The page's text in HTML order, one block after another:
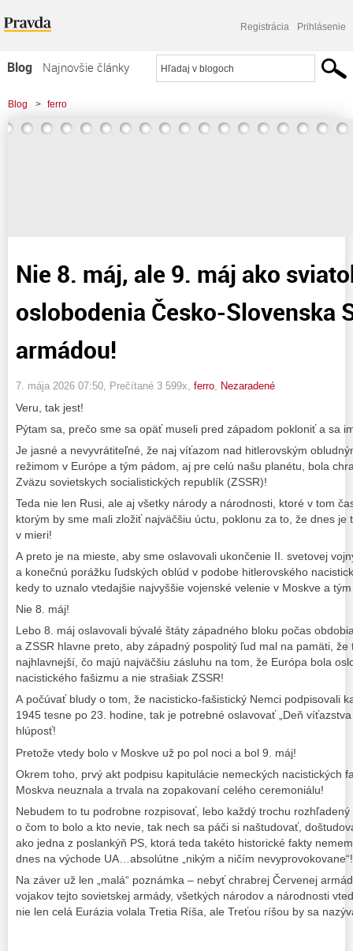
Registrácia Prihlásenie
Blog
Najnovšie články
Najčítanejšie články
Najkomentovanejšie články
Blog > ferro
> Nie 8. máj, ale 9. máj ako sviatok - Deň oslobodenia Česko-Slovenska
Nie 8. máj, ale 9. máj ako
oslobodenia Česko-Slovenska
armádou!
7. mája 2026 07:50 , Prečítané 3 599x, ferro Nezaradené
Veru, tak jest!
Pýtam sa, prečo sme sa opäť museli pred západom pokloniť a sa
Je jasné a nevyvrátiteľné, že naj víťazom nad hitlerovským
režimom v Európe a tým pádom, aj pre celú našu planétu, bola
Zväzu sovietskych socialistických republík (ZSSR)!
Teda nie len Rusi, ale aj všetky národy a národnosti, ktoré v tom
ktorým by sme mali zložiť najväčšiu úctu, poklonu za to, že dnes je
v mieri!
A preto je na mieste, aby sme oslavovali ukončenie II. svetovej
a konečnú porážku ľudských oblúd v podobe hitlerovského
kedy to uznalo vtedajšie najvyššie vojenské velenie v Moskve a
Nie 8. máj!
Lebo 8. máj oslavovali bývalé štáty západného bloku počas
a ZSSR hlavne preto, aby západný pospolitý ľud mal na pamäti, že
najhlavnejší, čo majú najväčšiu zásluhu na tom, že Európa bola
nacistického fašizmu a nie strašiak ZSSR!
A počúvať bludy o tom, že nacisticko-fašistický Nemci podpisovali
1945 tesne po 23. hodine, tak je potrebné oslavovať „Deň
hlúposť!
Pretože vtedy bolo v Moskve už po pol noci a bol 9. máj!
Okrem toho, prvý akt podpisu kapitulácie nemeckých nacistických
Moskva neuznala a trvala na zopakovaní celého ceremoniálu!
Nebudem to tu podrobne rozpisovať, lebo každý trochu
o čom to bolo a kto nevie, tak nech sa páči si naštudovať,
ako jedna z poslankýň PS, ktorá teda takéto historické fakty
dnes na východe UA…absolútne „nikým a ničím nevyprovokovane“!
Na záver už len „malá“ poznámka – nebyť chrabrej Červenej
vojakov tejto sovietskej armády, všetkých národov a národnosti
nie len celá Eurázia volala Tretia Ríša, ale Treťou ríšou by sa